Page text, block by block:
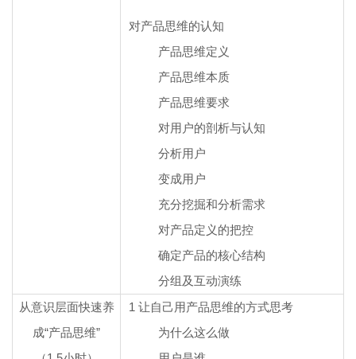
对产品思维的认知
产品思维定义
产品思维本质
产品思维要求
对用户的剖析与认知
分析用户
变成用户
充分挖掘和分析需求
对产品定义的把控
确定产品的核心结构
分组及互动演练
从意识层面快速养
成“产品思维”
1 让自己用产品思维的方式思考
为什么这么做